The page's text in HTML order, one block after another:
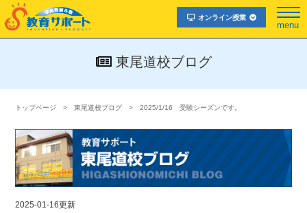
オンライン授業
menu
東尾道校ブログ
トップページ 東尾道校ブログ 2025/1/16 受験シーズンです。
2025-01-16更新